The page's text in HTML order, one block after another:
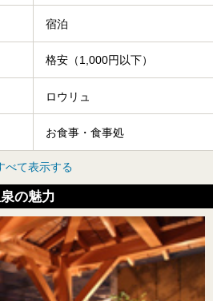
宿泊
格安（1,000円以下）
ロウリュ
お食事・食事処
べて表示する
の魅力